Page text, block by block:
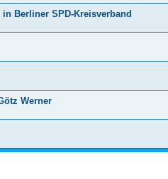
in Berliner SPD-Kreisverband
Werner